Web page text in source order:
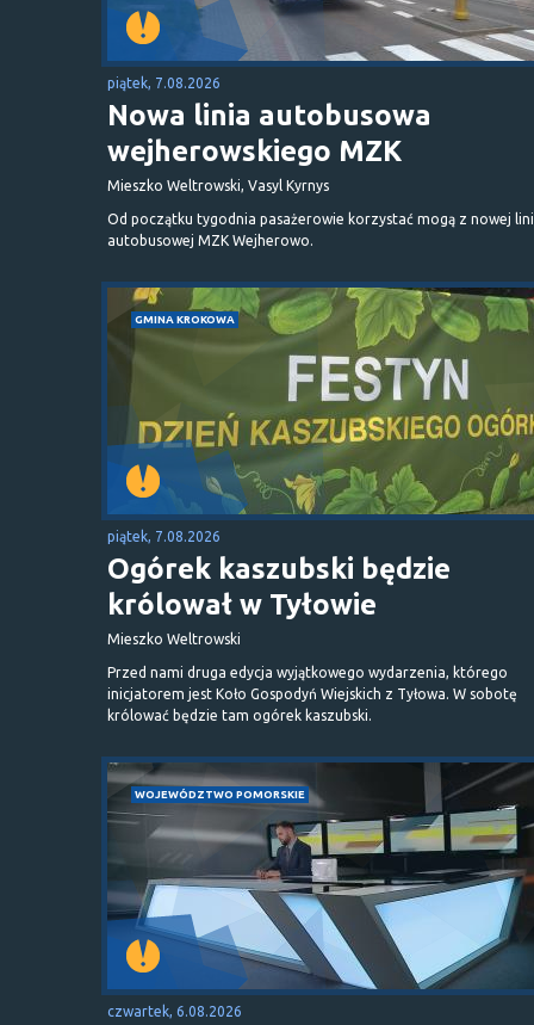
piątek, 7.08.2026
Nowa linia autobusowa
wejherowskiego MZK
Mieszko Weltrowski, Vasyl Kyrnys
Od początku tygodnia pasażerowie korzystać mogą z nowej
autobusowej MZK Wejherowo.
GMINA KROKOWA
piątek, 7.08.2026
Ogórek kaszubski będzie
królował w Tyłowie
Mieszko Weltrowski
Przed nami druga edycja wyjątkowego wydarzenia, którego
inicjatorem jest Koło Gospodyń Wiejskich z Tyłowa. W sobotę
królować będzie tam ogórek kaszubski.
WOJEWÓDZTWO POMORSKIE
czwartek, 6.08.2026